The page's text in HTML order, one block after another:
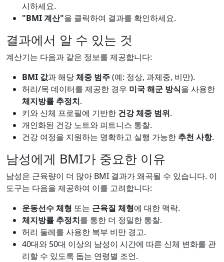
시하세요.
"BMI 계산"을 클릭하여 결과를 확인하세요.
결과에서 알 수 있는 것
계산기는 다음과 같은 정보를 제공합니다:
BMI 값과 해당체중 범주(예: 정상, 과체중, 비만).
허리/목 데이터를 제공한 경우 미국 해군 방식을 사용한
체지방률 추정치.
키와 신체 프로필에 기반한 건강 체중 범위.
개인화된 건강 노트와 피트니스 통찰.
건강 여정을 지원하는 명확하고 실행 가능한 추천 사항.
남성에게 BMI가 중요한 이유
남성은 근육량이 더 많아 BMI 결과가 왜곡될 수 있습니다. 이
도구는 다음을 제공하여 이를 고려합니다:
운동선수 체형 또는 근육질 체형에 대한 맥락.
체지방률 추정치를 통한 더 정밀한 통찰.
허리 둘레를 사용한 복부 비만 경고.
40대와 50대 이상의 남성이 시간에 따른 신체 변화를 관
리할 수 있도록 돕는 연령별 조언.